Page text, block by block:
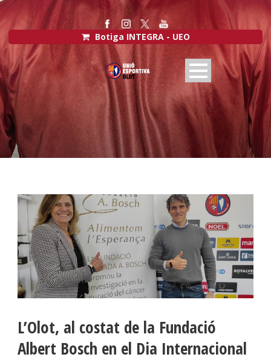
Botiga INTEGRA - UEO
L’Olot, al costat de la Fundació
Albert Bosch en el Dia Internacional